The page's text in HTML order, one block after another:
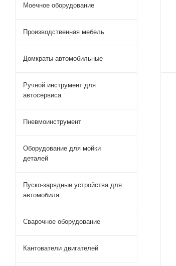
Моечное оборудование
Производственная мебель
Домкраты автомобильные
Ручной инструмент для
автосервиса
Пневмоинструмент
Оборудование для мойки
деталей
Пуско-зарядные устройства для
автомобиля
Сварочное оборудование
Кантователи двигателей